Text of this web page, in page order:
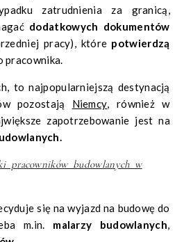
zatrudnienia za granicą,
dodatkowych dokumentów
pracy), które potwierdzą
pracownika.
to najpopularniejszą destynacją
pozostają Niemcy, również w
zapotrzebowanie jest na
pracowników budowlanych w
się na wyjazd na budowę do
m.in. malarzy budowlanych,